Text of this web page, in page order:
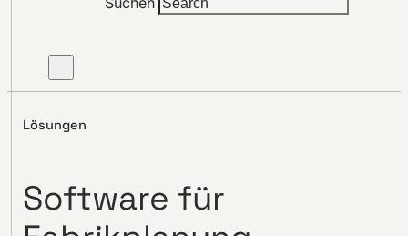
Lösungen
Software für